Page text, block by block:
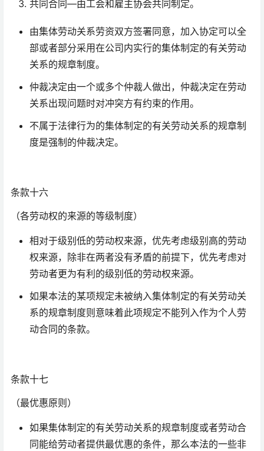
共同合同—由工会和雇主协会共同制定。
由集体劳动关系劳资双方签署同意，加入协定可以全
部或者部分采用在公司内实行的集体制定的有关劳动
关系的规章制度。
仲裁决定由一个或多个仲裁人做出，仲裁决定在劳动
关系出现问题时对冲突方有约束的作用。
不属于法律行为的集体制定的有关劳动关系的规章制
度是强制的仲裁决定。
条款十六
（各劳动权的来源的等级制度）
相对于级别低的劳动权来源，优先考虑级别高的劳动
权来源，除非在两者没有矛盾的前提下，优先考虑对
劳动者更为有利的级别低的劳动权来源。
如果本法的某项规定未被纳入集体制定的有关劳动关
系的规章制度则意味着此项规定不能列入作为个人劳
动合同的条款。
条款十七
（最优惠原则）
如果集体制定的有关劳动关系的规章制度或者劳动合
同能给劳动者提供最优惠的条件，那么本法的一些非